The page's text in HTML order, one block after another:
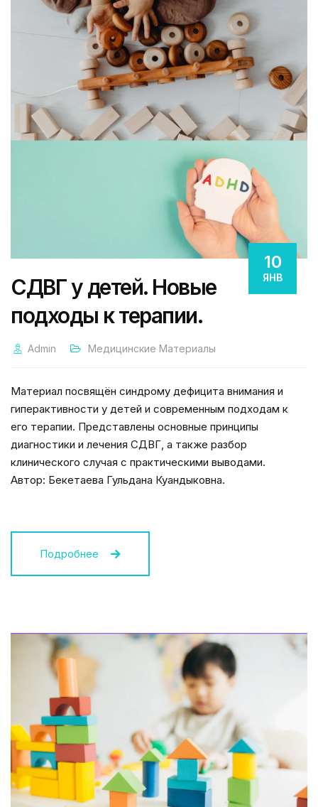
10
ЯНВ
СДВГ у детей. Новые
подходы к терапии.
Admin Медицинские Материалы
Материал посвящён синдрому дефицита внимания и
гиперактивности у детей и современным подходам к
его терапии. Представлены основные принципы
диагностики и лечения СДВГ, а также разбор
клинического случая с практическими выводами.
Автор: Бекетаева Гульдана Куандыковна.
Подробнее